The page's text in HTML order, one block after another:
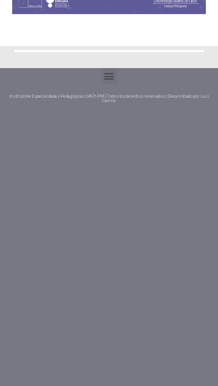
Instituto de Especialidades Pedagógicas UACh PM | Todos los derechos reservados | Desarrollado por Luis
Camilo